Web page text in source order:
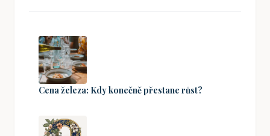
Cena železa: Kdy konečně přestane růst?